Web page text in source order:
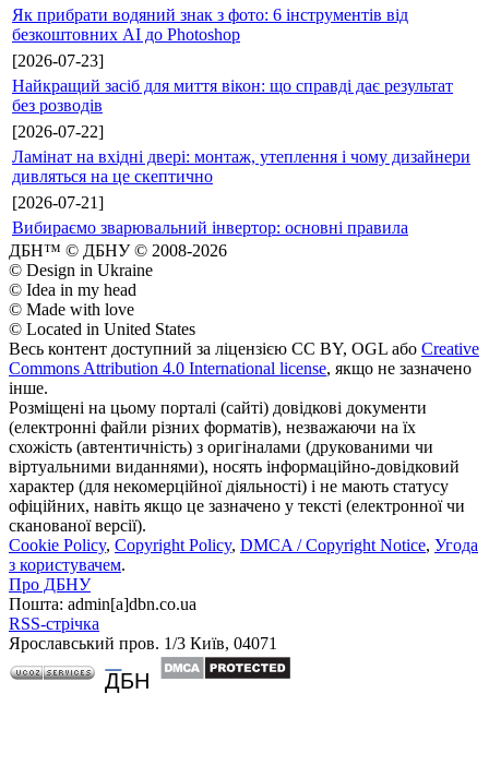
Як прибрати водяний знак з фото: 6 інструментів від
безкоштовних AI до Photoshop
[2026-07-23]
Найкращий засіб для миття вікон: що справді дає результат
без розводів
[2026-07-22]
Ламінат на вхідні двері: монтаж, утеплення і чому дизайнери
дивляться на це скептично
[2026-07-21]
Вибираємо зварювальний інвертор: основні правила
ДБН™ © ДБНУ © 2008-2026
© Design in Ukraine
© Idea in my head
© Made with love
© Located in United States
Весь контент доступний за ліцензією CC BY, OGL або Creative
Commons Attribution 4.0 International license, якщо не зазначено
інше.
Розміщені на цьому порталі (сайті) довідкові документи
(електронні файли різних форматів), незважаючи на їх
схожість (автентичність) з оригіналами (друкованими чи
віртуальними виданнями), носять інформаційно-довідковий
характер (для некомерційної діяльності) і не мають статусу
офіційних, навіть якщо це зазначено у тексті (електронної чи
сканованої версії).
Cookie Policy, Copyright Policy, DMCA / Copyright Notice, Угода
з користувачем.
Про ДБНУ
Пошта: admin[а]dbn.co.ua
RSS-стрічка
Ярославський пров. 1/3 Київ, 04071